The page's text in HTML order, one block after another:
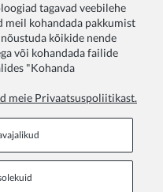
Premium
tagavad veebilehe
meil kohandada pakkumist
kõikide nende
või kohandada failide
"Kohanda
meie Privaatsuspoliitikast.